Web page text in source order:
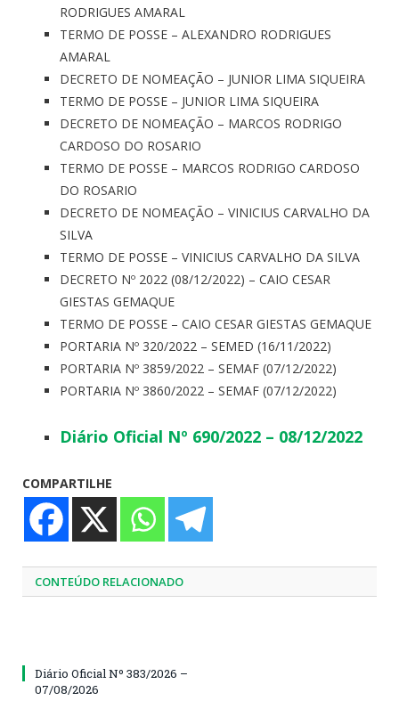
RODRIGUES AMARAL
TERMO DE POSSE – ALEXANDRO RODRIGUES
AMARAL
DECRETO DE NOMEAÇÃO – JUNIOR LIMA SIQUEIRA
TERMO DE POSSE – JUNIOR LIMA SIQUEIRA
DECRETO DE NOMEAÇÃO – MARCOS RODRIGO
CARDOSO DO ROSARIO
TERMO DE POSSE – MARCOS RODRIGO CARDOSO
DO ROSARIO
DECRETO DE NOMEAÇÃO – VINICIUS CARVALHO DA
SILVA
TERMO DE POSSE – VINICIUS CARVALHO DA SILVA
DECRETO Nº 2022 (08/12/2022) – CAIO CESAR
GIESTAS GEMAQUE
TERMO DE POSSE – CAIO CESAR GIESTAS GEMAQUE
PORTARIA Nº 320/2022 – SEMED (16/11/2022)
PORTARIA Nº 3859/2022 – SEMAF (07/12/2022)
PORTARIA Nº 3860/2022 – SEMAF (07/12/2022)
Diário Oficial Nº 690/2022 – 08/12/2022
COMPARTILHE
CONTEÚDO RELACIONADO
Diário Oficial Nº 383/2026 –
07/08/2026